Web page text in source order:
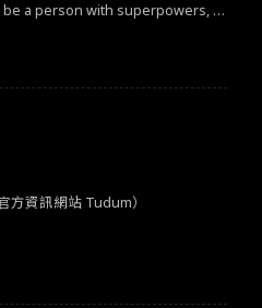
南美人》播前播後都大受好評。
a person with superpowers, or
for something that matters&n
成長極具深度，充分引人進入人
員劉敬的表現也令人著迷，自然
很不錯，除了戰鬥的臨場感，還
的生活呈現移民必須面對的諸多
方資訊網站 Tudum）